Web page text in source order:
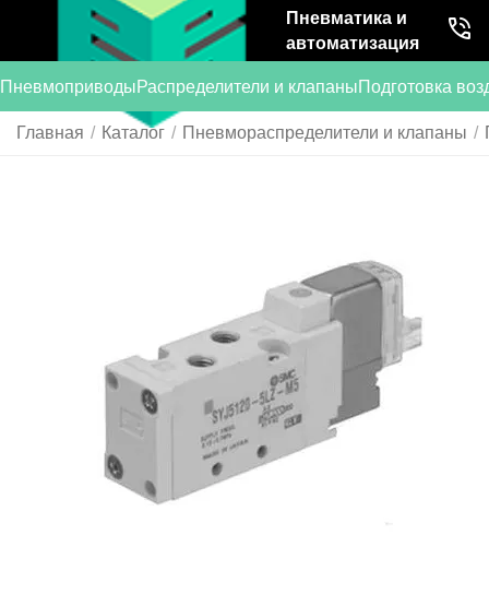
Пневматика и
автоматизация
ПневмоприводыРаспределители и клапаныПодготовка
Главная / Каталог / Пневмораспределители и клапаны /